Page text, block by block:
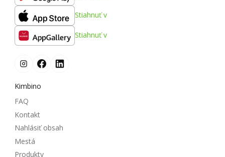
Stiahnuť v
Stiahnuť v
Kimbino
FAQ
Kontakt
Nahlásiť obsah
Mestá
Produkty